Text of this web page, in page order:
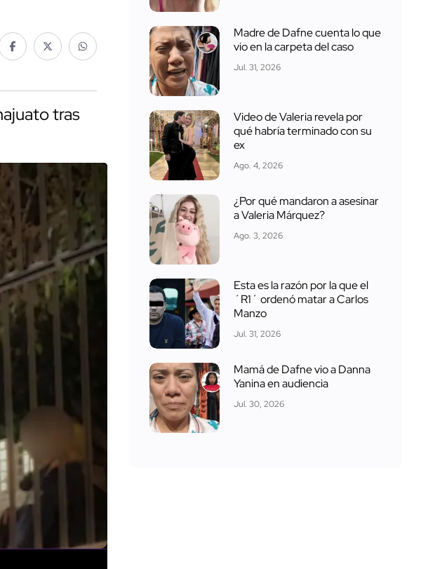
tras
Madre de Dafne cuenta lo que
vio en la carpeta del caso
Jul. 31, 2026
Video de Valeria revela por
qué habría terminado con su
ex
Ago. 4, 2026
¿Por qué mandaron a asesinar
a Valeria Márquez?
Ago. 3, 2026
Esta es la razón por la que el
´R1´ ordenó matar a Carlos
Manzo
Jul. 31, 2026
Mamá de Dafne vio a Danna
Yanina en audiencia
Jul. 30, 2026